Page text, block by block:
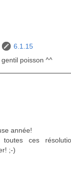
6.1.15
poisson ^^
année!
toutes ces
;-)